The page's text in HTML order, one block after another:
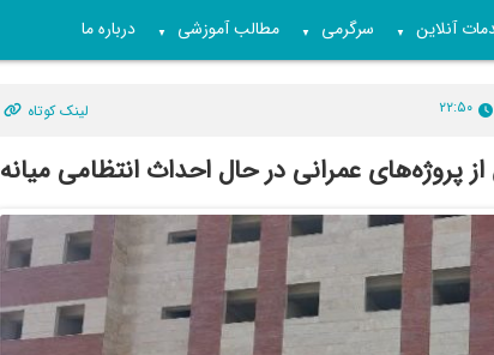
آنلاین ▼ سرگرمی ▼ مطالب آموزشی ▼ درباره ما
۲۲:۵۰ لینک کوتاه
از پروژه‌های عمرانی در حال احداث انتظامی میانه